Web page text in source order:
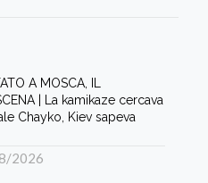
A MOSCA, IL
| La kamikaze cercava
Chayko, Kiev sapeva
2026